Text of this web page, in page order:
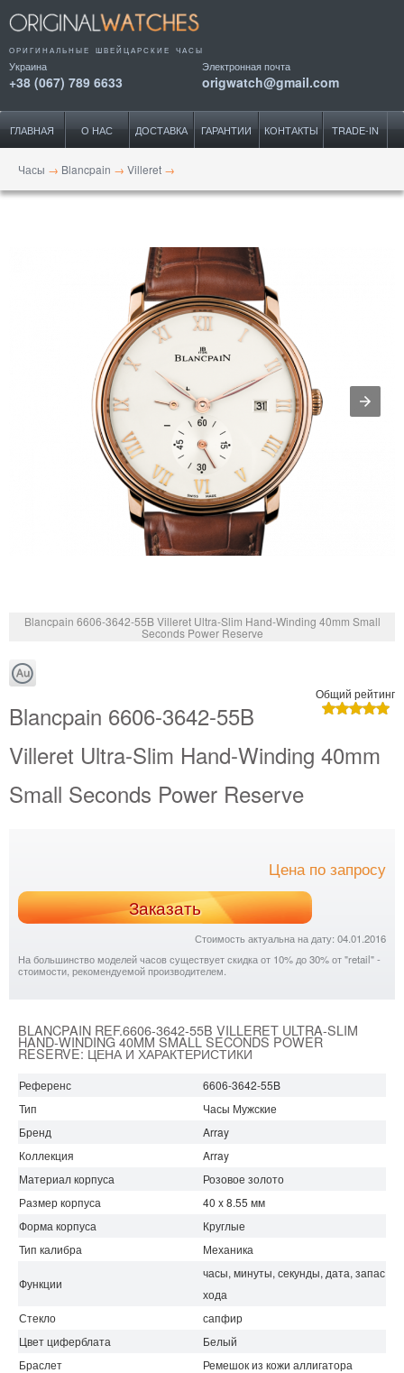
ОРИГИНАЛЬНЫЕ ШВЕЙЦАРСКИЕ ЧАСЫ
Украина
+38 (067) 789 6633
Электронная почта
origwatch@gmail.com
ГЛАВНАЯ О НАС ДОСТАВКА ГАРАНТИИ КОНТАКТЫ TRADE-IN
Часы → Blancpain → Villeret →
Blancpain 6606-3642-55B Villeret Ultra-Slim Hand-Winding 40mm Small
Seconds Power Reserve
Общий рейтинг
Blancpain 6606-3642-55B
Villeret Ultra-Slim Hand-Winding 40mm
Small Seconds Power Reserve
Цена по запросу
Заказать
Стоимость актуальна на дату: 04.01.2016
На большинство моделей часов существует скидка от 10% до 30% от "retail" -
стоимости, рекомендуемой производителем.
BLANCPAIN REF.6606-3642-55B VILLERET ULTRA-SLIM
HAND-WINDING 40MM SMALL SECONDS POWER
RESERVE: ЦЕНА И ХАРАКТЕРИСТИКИ
Референс
6606-3642-55B
Тип
Часы Мужские
Бренд
Array
Коллекция
Array
Материал корпуса
Розовое золото
Размер корпуса
40 x 8.55 мм
Форма корпуса
Круглые
Тип калибра
Механика
Функции
часы, минуты, секунды, дата, запас
хода
Стекло
сапфир
Цвет циферблата
Белый
Браслет
Ремешок из кожи аллигатора